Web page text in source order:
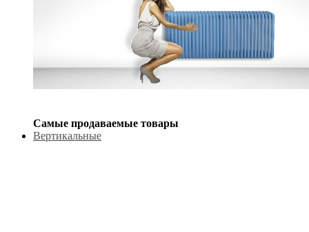
Самые продаваемые товары
Вертикальные